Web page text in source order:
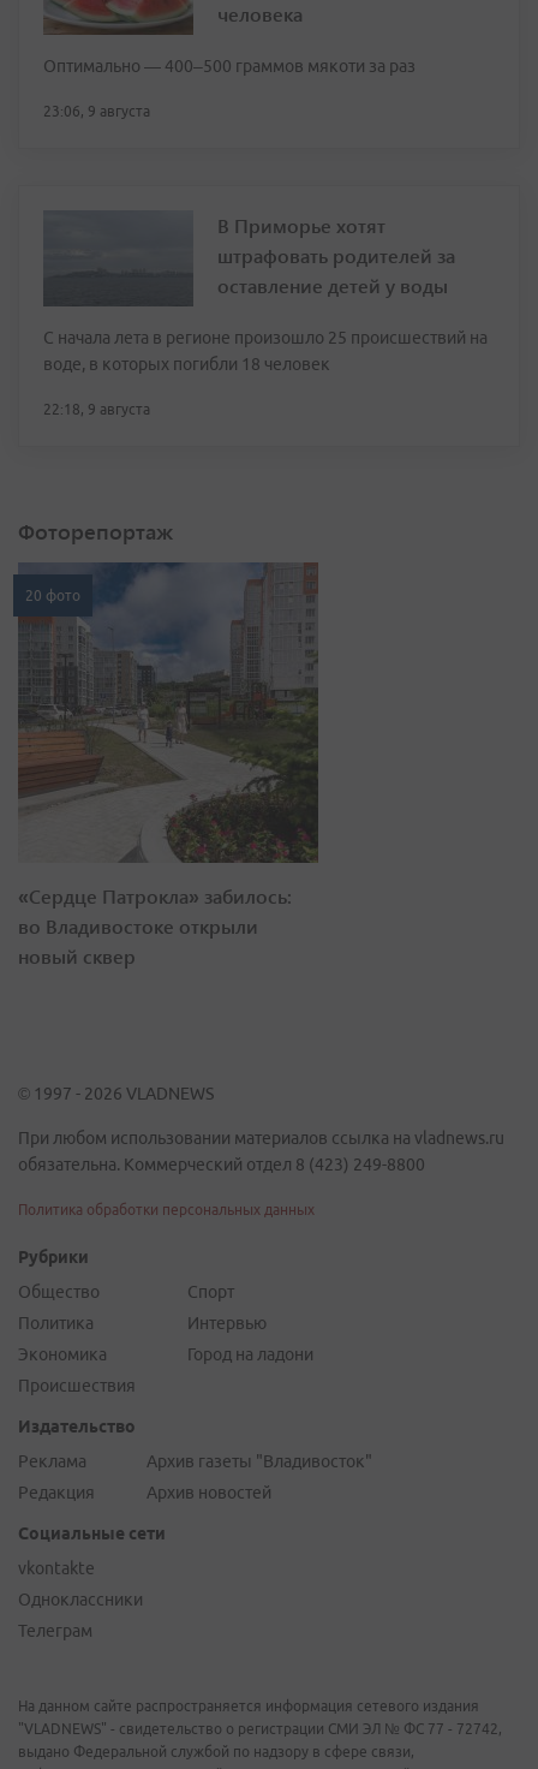
человека
Оптимально — 400–500 граммов мякоти за раз
23:06, 9 августа
В Приморье хотят
штрафовать родителей за
оставление детей у воды
С начала лета в регионе произошло 25 происшествий на
воде, в которых погибли 18 человек
22:18, 9 августа
Фоторепортаж
20 фото
«Сердце Патрокла» забилось:
во Владивостоке открыли
новый сквер
© 1997 - 2026 VLADNEWS
При любом использовании материалов ссылка на vladnews.ru
обязательна. Коммерческий отдел 8 (423) 249-8800
Политика обработки персональных данных
Рубрики
Общество
Политика
Экономика
Происшествия
Спорт
Интервью
Город на ладони
Издательство
Реклама
Редакция
Архив газеты "Владивосток"
Архив новостей
Социальные сети
vkontakte
Одноклассники
Телеграм
На данном сайте распространяется информация сетевого издания
"VLADNEWS" - свидетельство о регистрации СМИ ЭЛ № ФС 77 - 72742,
выдано Федеральной службой по надзору в сфере связи,